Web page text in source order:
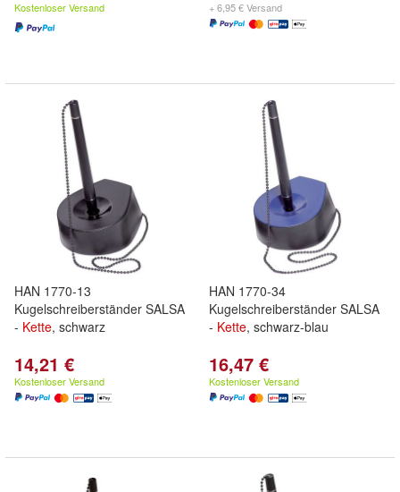
Kostenloser Versand + 6,95 € Versand
HAN 1770-13
Kugelschreiberständer SALSA
- Kette, schwarz
14,21 €
Kostenloser Versand
HAN 1770-34
Kugelschreiberständer SALSA
- Kette, schwarz-blau
16,47 €
Kostenloser Versand